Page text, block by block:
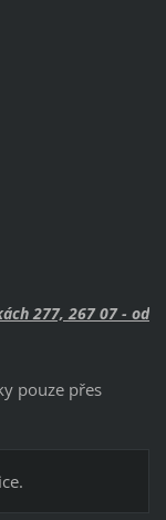
277, 267 07 - od
pouze přes